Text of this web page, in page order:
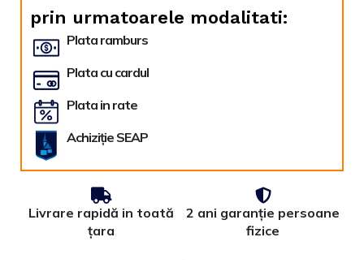
prin urmatoarele modalitati:
Plata ramburs
Plata cu cardul
Plata in rate
Achiziție SEAP
Livrare rapidă in toată
țara
2 ani garanție persoane
fizice